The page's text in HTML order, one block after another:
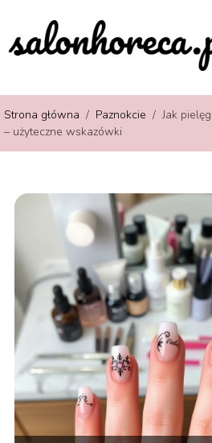
Strona główna / Paznokcie /Jak
– użyteczne wskazówki